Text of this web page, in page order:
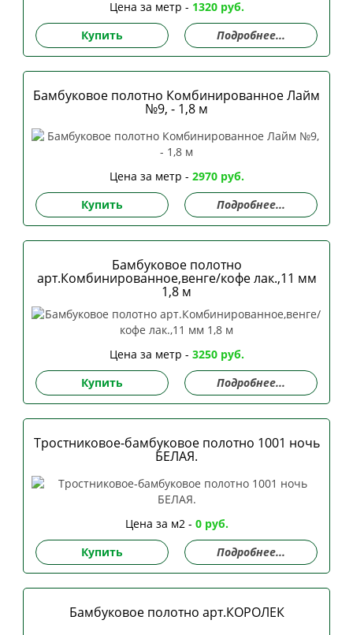
Цена за метр - 1320 руб.
Купить
Подробнее...
Бамбуковое полотно Комбинированное Лайм
№9, - 1,8 м
Цена за метр - 2970 руб.
Купить
Подробнее...
Бамбуковое полотно
арт.Комбинированное,венге/кофе лак.,11 мм
1,8 м
Цена за метр - 3250 руб.
Купить
Подробнее...
Тростниковое-бамбуковое полотно 1001 ночь
БЕЛАЯ.
Цена за м2 - 0 руб.
Купить
Подробнее...
Бамбуковое полотно арт.КОРОЛЕК